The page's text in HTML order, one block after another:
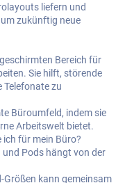
liefern und
zukünftig neue
Bereich für
Sie hilft, störende
Telefonate zu
Büroumfeld, indem sie
Arbeitswelt bietet.
ich für mein Büro?
und Pods hängt von der
Größen kann gemeinsam